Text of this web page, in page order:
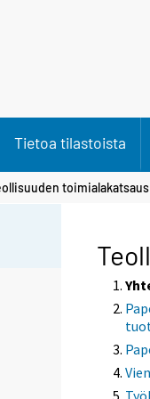
Tietoa tilastoista